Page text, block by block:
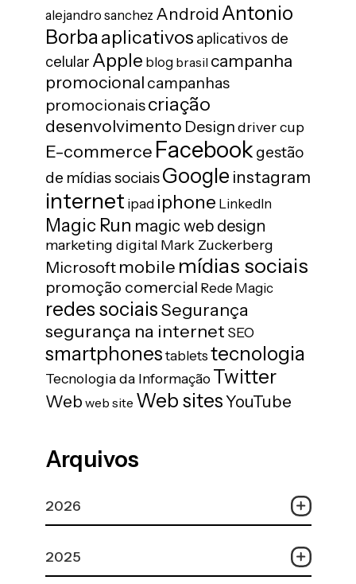
alejandro sanchez Android Antonio
Borbaaplicativos aplicativos de
celular Apple blog brasil campanha
promocional campanhas
promocionaiscriação
desenvolvimento Designdriver cup
E-commerce Facebookgestão
de mídias sociaisGoogle instagram
internet ipad iphone LinkedIn
Magic Run magic web design
marketing digital Mark Zuckerberg
Microsoft mobile mídias sociais
promoção comercial Rede Magic
redes sociaisSegurança
segurança na internet SEO
smartphones tablets tecnologia
Tecnologia da Informação Twitter
Web web site Web sitesYouTube
Arquivos
2026
2025